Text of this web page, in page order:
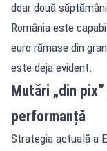
doar două
România este
euro rămase din
este deja evident.
Mutări „din
performanță
Strategia actuală a